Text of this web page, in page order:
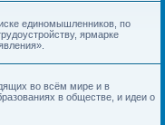
единомышленников, по
ярмарке
во всём мире и в
в обществе, и идеи о